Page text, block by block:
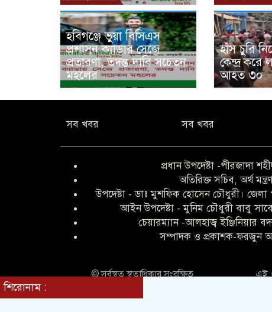
হবিগঞ্জে ভুয়া বিসিএস
প্রশাসন ক্যাডার সেজে
প্রতারণা, তদন্ত দাবি সচেতন
মহলের
হাঁস চুরি
কেন্দ্র করে
আহত ৩০
সব খবর সব খবর
প্রধান উপদেষ্টা -পীরজাদা
অতিরিক্ত সচিব, অর্থ
উপদেষ্টা - ডাঃ মুশফিক হোসেন চৌধুরী। জেলা
আইন উপদেষ্টা - মুনিম চৌধুরী বাবু
চেয়ারম্যান -আলহাজ্ব ইঞ্জিনিয়ার
সম্পাদক ও প্রকাশক-ফরজুন
শিরোনাম :
© সর্বস্বত্ব স্বত্বাধিকার সংরক্ষিত
এই